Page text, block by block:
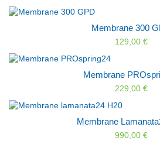
Membrane 300
129,00 €
Membrane
229,00 €
Membrane
990,00 €